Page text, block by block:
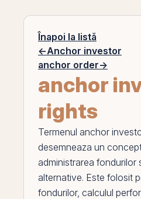
Înapoi la listă
←Anchor investor
anchor order→
anchor
rights
Termenul anchor
desemneaza un
administrarea fondurilor
alternative. Este folosit
fondurilor, calculul